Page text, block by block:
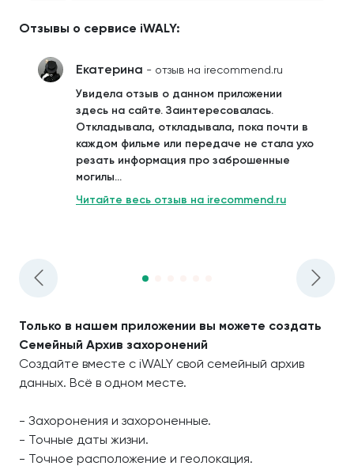
Отзывы о сервисе iWALY:
Екатерина - отзыв на irecommend.ru
Увидела отзыв о данном приложении
здесь на сайте. Заинтересовалась.
Откладывала, откладывала, пока почти в
каждом фильме или передаче не стала ухо
резать информация про заброшенные
могилы...
Читайте весь отзыв на irecommend.ru
Только в нашем приложении вы можете создать
Семейный Архив захоронений
Создайте вместе с iWALY свой семейный архив
данных. Всё в одном месте.
- Захоронения и захороненные.
- Точные даты жизни.
- Точное расположение и геолокация.